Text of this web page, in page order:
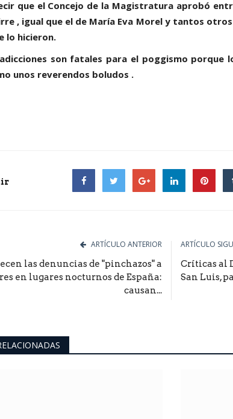
que el Concejo de la Magistratura aprobó
, igual que el de María Eva Morel y tantos
lo hicieron.
son fatales para el poggismo porque
unos reverendos boludos .
ARTÍCULO ANTERIOR
las denuncias de "pinchazos" a
en lugares nocturnos de España:
causan...
ARTÍCULO
Críticas al
San Luis,